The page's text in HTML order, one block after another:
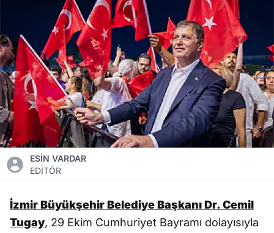
ESİN VARDAR
EDİTÖR
İzmir Büyükşehir Belediye Başkanı Dr. Cemil
Tugay, 29 Ekim Cumhuriyet Bayramı dolayısıyla